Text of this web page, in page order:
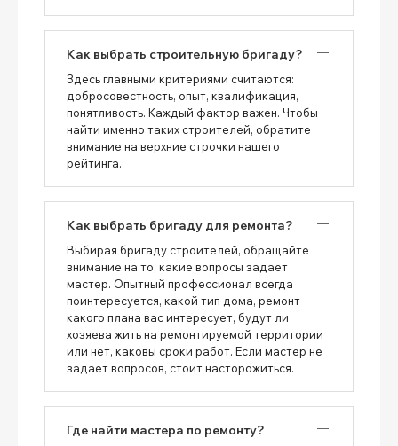
Как выбрать строительную бригаду?
Здесь главными критериями считаются:
добросовестность, опыт, квалификация,
понятливость. Каждый фактор важен. Чтобы
найти именно таких строителей, обратите
внимание на верхние строчки нашего
рейтинга.
Как выбрать бригаду для ремонта?
Выбирая бригаду строителей, обращайте
внимание на то, какие вопросы задает
мастер. Опытный профессионал всегда
поинтересуется, какой тип дома, ремонт
какого плана вас интересует, будут ли
хозяева жить на ремонтируемой территории
или нет, каковы сроки работ. Если мастер не
задает вопросов, стоит насторожиться.
Где найти мастера по ремонту?